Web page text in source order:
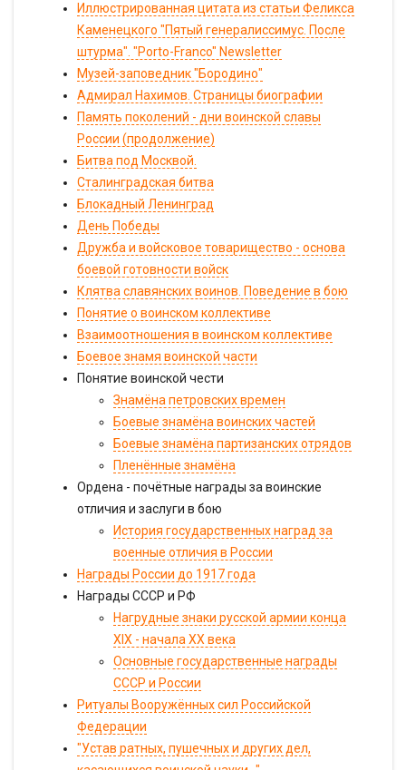
Иллюстрированная цитата из статьи Феликса
Каменецкого "Пятый генералиссимус. После
штурма". "Porto-Franco" Newsletter
Музей-заповедник "Бородино"
Адмирал Нахимов. Страницы биографии
Память поколений - дни воинской славы
России (продолжение)
Битва под Москвой.
Сталинградская битва
Блокадный Ленинград
День Победы
Дружба и войсковое товарищество - основа
боевой готовности войск
Клятва славянских воинов. Поведение в бою
Понятие о воинском коллективе
Взаимоотношения в воинском коллективе
Боевое знамя воинской части
Понятие воинской чести
Знамёна петровских времен
Боевые знамёна воинских частей
Боевые знамёна партизанских отрядов
Пленённые знамёна
Ордена - почётные награды за воинские
отличия и заслуги в бою
История государственных наград за
военные отличия в России
Награды России до 1917 года
Награды СССР и РФ
Нагрудные знаки русской армии конца
XIX - начала XX века
Основные государственные награды
СССР и России
Ритуалы Вооружённых сил Российской
Федерации
"Устав ратных, пушечных и других дел,